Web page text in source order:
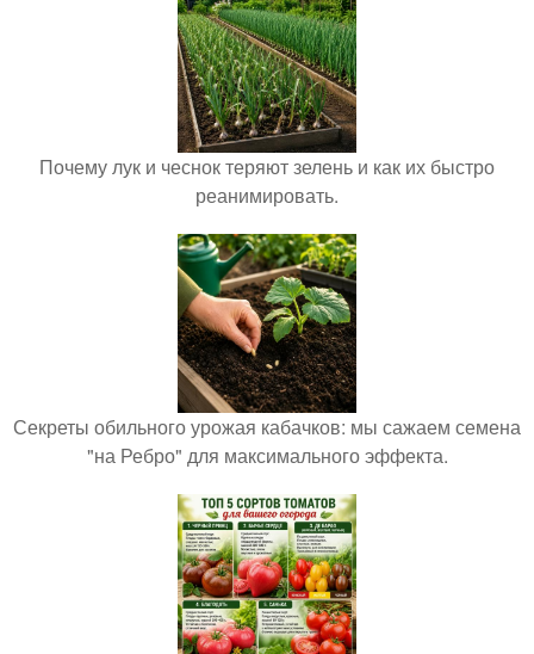
Почему лук и чеснок теряют зелень и как их быстро
реанимировать.
Секреты обильного урожая кабачков: мы сажаем семена
"на Ребро" для максимального эффекта.